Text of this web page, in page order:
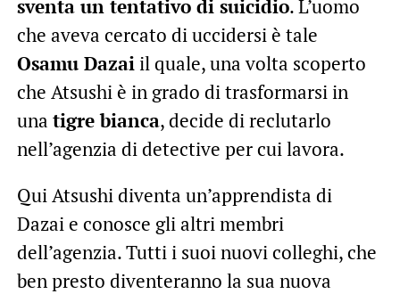
sventa un tentativo di suicidio. L’uomo
che aveva cercato di uccidersi è tale
Osamu Dazaiil quale, una volta scoperto
che Atsushi è in grado di trasformarsi in
una tigre bianca, decide di reclutarlo
nell’agenzia di detective per cui lavora.
Qui Atsushi diventa un’apprendista di
Dazai e conosce gli altri membri
dell’agenzia. Tutti i suoi nuovi colleghi, che
ben presto diventeranno la sua nuova